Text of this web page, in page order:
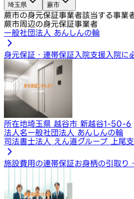
埼玉県
蕨市
蕨市の身元保証事業者該当する事業
蕨市周辺の身元保証事業者
一般社団法人 あんしんの輪
身元保証・連帯保証 入院支援入院に
所在地埼玉県 越谷市 新越谷1-50-6
法人名一般社団法人 あんしんの輪
司法書士法人 えん道グループ 上尾
施設費用の連帯保証お身柄の引取り